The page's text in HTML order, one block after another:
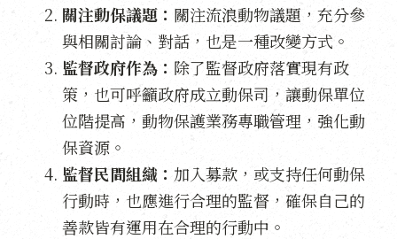
關注動保議題： 關注流浪動物議題，充分參
與相關討論、對話，也是一種改變方式。
監督政府作為： 除了監督政府落實現有政
策，也可呼籲政府成立動保司，讓動保單位
位階提高，動物保護業務專職管理，強化動
保資源。
監督民間組織： 加入募款，或支持任何動保
行動時，也應進行合理的監督，確保自己的
善款皆有運用在合理的行動中。